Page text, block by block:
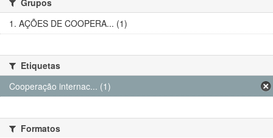
Grupos
1. AÇÕES DE COOPERA... (1)
Etiquetas
Cooperação internac... (1)
Formatos